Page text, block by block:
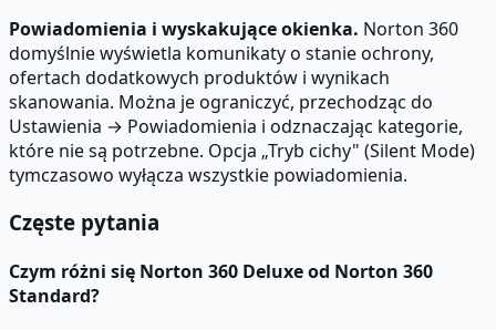
Powiadomienia i wyskakujące okienka. Norton 360
domyślnie wyświetla komunikaty o stanie ochrony,
ofertach dodatkowych produktów i wynikach
skanowania. Można je ograniczyć, przechodząc do
Ustawienia → Powiadomienia i odznaczając kategorie,
które nie są potrzebne. Opcja „Tryb cichy" (Silent Mode)
tymczasowo wyłącza wszystkie powiadomienia.
Częste pytania
Czym różni się Norton 360 Deluxe od Norton 360
Standard?